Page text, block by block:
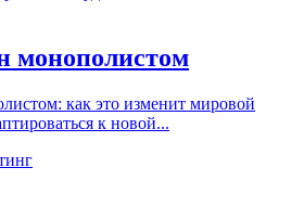
монополистом
как это изменит мировой
к новой...